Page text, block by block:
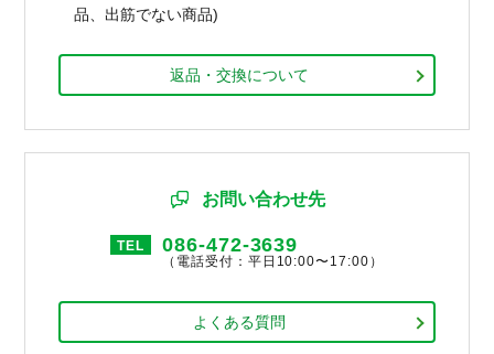
品、出筋でない商品)
返品・交換について
お問い合わせ先
TEL 086-472-3639
（電話受付：平日10:00〜17:00）
よくある質問